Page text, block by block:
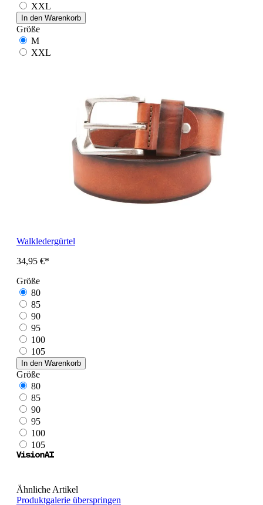
XXL
In den Warenkorb
Größe
M
XXL
Walkledergürtel
34,95 €*
Größe
80
85
90
95
100
105
In den Warenkorb
Größe
80
85
90
95
100
105
Ähnliche Artikel
Produktgalerie überspringen